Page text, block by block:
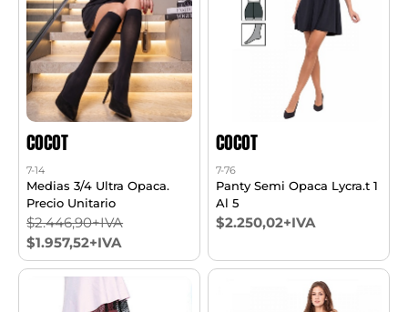
COCOT
7-14
Medias 3/4 Ultra Opaca.
Precio Unitario
$2.446,90+IVA
$1.957,52+IVA
COCOT
7-76
Panty Semi Opaca Lycra.t 1
Al 5
$2.250,02+IVA